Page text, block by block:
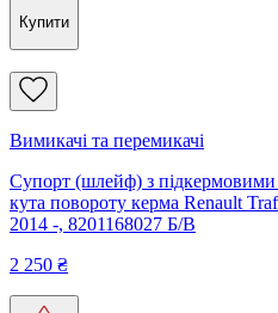
Купити
Вимикачі та перемикачі
Супорт (шлейф) з
кута повороту керма Renault
2014 -, 8201168027 Б/В
2 250 ₴